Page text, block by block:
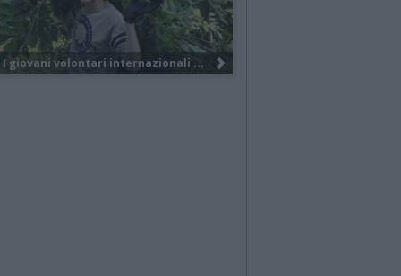
Nuova società, nuovo brand e tanti...